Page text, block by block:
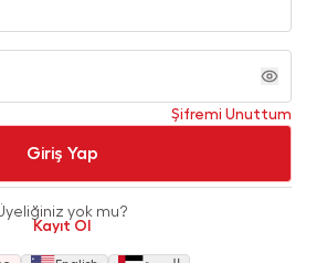
Şifremi Unuttum
Giriş Yap
yok mu?
Kayıt Ol